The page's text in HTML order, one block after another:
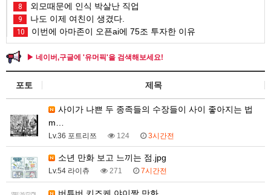
8 외모때문에 인식 박살난 직업
9 나도 이제 여친이 생겼다.
10 이번에 아마존이 오픈ai에 75조 투자한 이유
▶ 네이버,구글에 '유머픽'을 검색해보세요!
포토 제목
m…
Lv.36 포트리쯔 124 3시간전
소년 만화 보고 느끼는 점.jpg
Lv.54 라이츄 271 7시간전
버튜버 키즈케 야이짱 만화